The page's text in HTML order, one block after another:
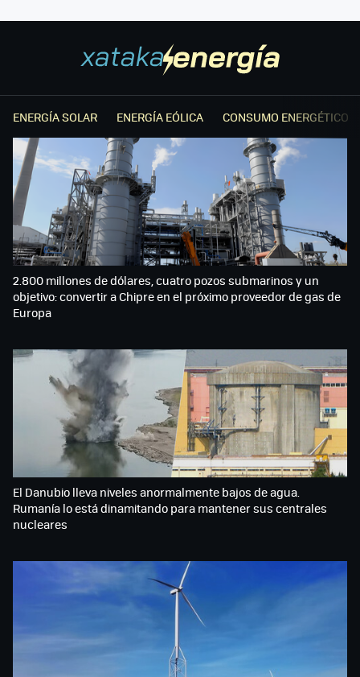
ENERGÍA SOLAR ENERGÍA EÓLICA CONSUMO ENERGÉTICO
2.800 millones de dólares, cuatro pozos submarinos y un
objetivo: convertir a Chipre en el próximo proveedor de gas de
Europa
El Danubio lleva niveles anormalmente bajos de agua.
Rumanía lo está dinamitando para mantener sus centrales
nucleares